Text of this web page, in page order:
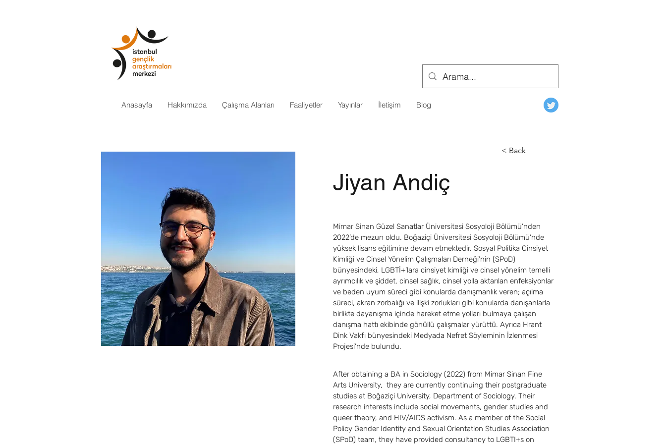
Anasayfa Hakkımızda Çalışma Alanları Faaliyetler Yayınlar İletişim Blog
< Back
Jiyan Andiç
Mimar Sinan Güzel Sanatlar Üniversitesi Sosyoloji Bölümü’nden
2022’de mezun oldu. Boğaziçi Üniversitesi Sosyoloji Bölümü’nde
yüksek lisans eğitimine devam etmektedir. Sosyal Politika Cinsiyet
Kimliği ve Cinsel Yönelim Çalışmaları Derneği’nin (SPoD)
bünyesindeki, LGBTİ+’lara cinsiyet kimliği ve cinsel yönelim temelli
ayrımcılık ve şiddet, cinsel sağlık, cinsel yolla aktarılan enfeksiyonlar
ve beden uyum süreci gibi konularda danışmanlık veren; açılma
süreci, akran zorbalığı ve ilişki zorlukları gibi konularda danışanlarla
birlikte dayanışma içinde hareket etme yolları bulmaya çalışan
danışma hattı ekibinde gönüllü çalışmalar yürüttü. Ayrıca Hrant
Dink Vakfı bünyesindeki Medyada Nefret Söyleminin İzlenmesi
Projesi’nde bulundu.
After obtaining a BA in Sociology (2022) from Mimar Sinan Fine
Arts University,  they are currently continuing their postgraduate
studies at Boğaziçi University, Department of Sociology. Their
research interests include social movements, gender studies and
queer theory, and HIV/AIDS activism. As a member of the Social
Policy Gender Identity and Sexual Orientation Studies Association
(SPoD) team, they have provided consultancy to LGBTI+s on